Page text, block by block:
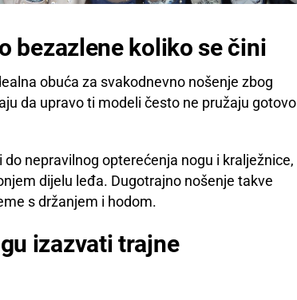
bezazlene koliko se čini
obuća za svakodnevno nošenje zbog
da upravo ti modeli često ne pružaju gotovo
nepravilnog opterećenja nogu i kralježnice,
dijelu leđa. Dugotrajno nošenje takve
s držanjem i hodom.
izazvati trajne